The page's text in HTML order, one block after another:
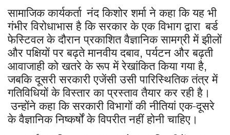
सामाजिक कार्यकर्ता नंद किशोर शर्मा ने कहा कि यह भी
गंभीर विरोधाभास है कि सरकार के एक विभाग द्वारा बर्ड
फेस्टिवल के दौरान प्रकाशित वैज्ञानिक सामग्री में झीलों
और पक्षियों पर बढ़ते मानवीय दबाव,पर्यटन और बढ़ती
आवाजाही को खतरे के रूप में रेखांकित किया गया है,
जबकि दूसरी सरकारी एजेंसी उसी पारिस्थितिक तंत्र में
गतिविधियों के विस्तार का प्रस्ताव तैयार कर रही है।
उन्होंने कहा कि सरकारी विभागों की नीतियां एक-दूसरे
के वैज्ञानिक निष्कर्षों के विपरीत नहीं होनी चाहिए।